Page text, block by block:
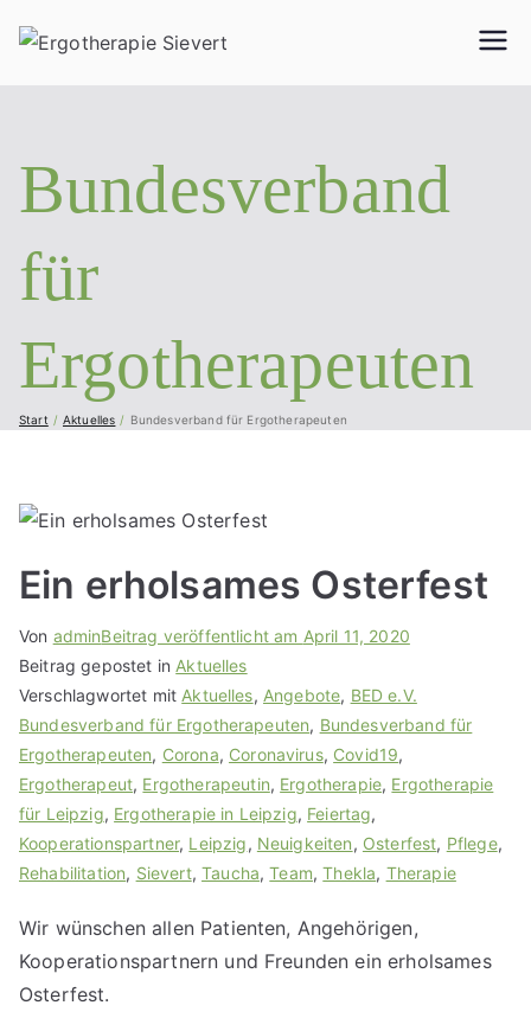
Sievert
und vieles mehr...
Bundesverband
für
Ergotherapeuten
Start Aktuelles Bundesverband für Ergotherapeuten
Ein erholsames Osterfest
Von adminBeitrag veröffentlicht am April 11, 2020
Beitrag gepostet in Aktuelles
Verschlagwortet mit Aktuelles, Angebote, BED e.V.
Bundesverband für Ergotherapeuten, Bundesverband für
Ergotherapeuten, Corona, Coronavirus, Covid19,
Ergotherapeut, Ergotherapeutin, Ergotherapie, Ergotherapie
für Leipzig, Ergotherapie in Leipzig, Feiertag,
Kooperationspartner, Leipzig, Neuigkeiten, Osterfest, Pflege,
Rehabilitation, Sievert,Taucha,Team,Thekla, Therapie
Wir wünschen allen Patienten, Angehörigen,
Kooperationspartnern und Freunden ein erholsames
Osterfest.